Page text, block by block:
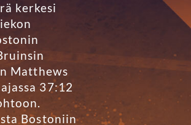
kerkesi
Matthews
37:12
Bostoniin